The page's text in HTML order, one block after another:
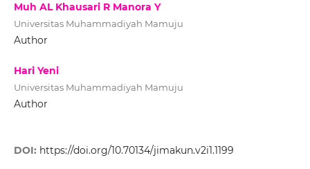
Muh AL Khausari R Manora Y
Universitas Muhammadiyah Mamuju
Author
Hari Yeni
Universitas Muhammadiyah Mamuju
Author
DOI: https://doi.org/10.70134/jimakun.v2i1.1199